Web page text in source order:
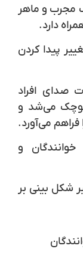
مجرب و ماهر
دارد.
پیدا کردن
صدای افراد
کوچک می‌شد و
می‌آورد.
و
شکل بینی بر